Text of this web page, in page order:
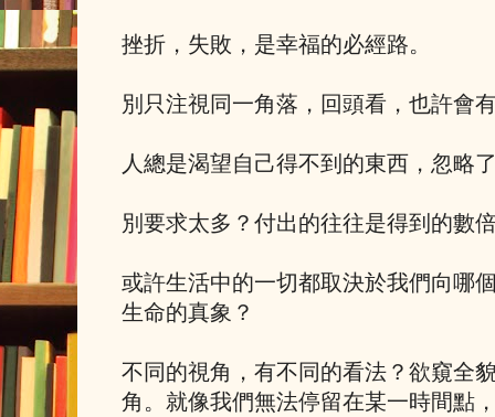
挫折，失敗，是幸福的必經路。
別只注視同一角落，回頭看，也許會
人總是渴望自己得不到的東西，忽略
別要求太多？付出的往往是得到的數
或許生活中的一切都取決於我們向哪
生命的真象？
不同的視角，有不同的看法？欲窺全
角。就像我們無法停留在某一時間點